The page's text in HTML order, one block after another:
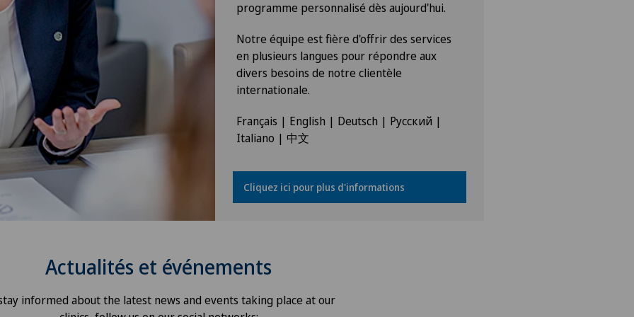
programme personnalisé dès aujourd'hui.
Notre équipe est fière d'offrir des services
en plusieurs langues pour répondre aux
divers besoins de notre clientèle
internationale.
Français | English | Deutsch | Русский |
Italiano | 中文
Cliquez ici pour plus d'informations
Actualités et événements
informed about the latest news and events taking place at our